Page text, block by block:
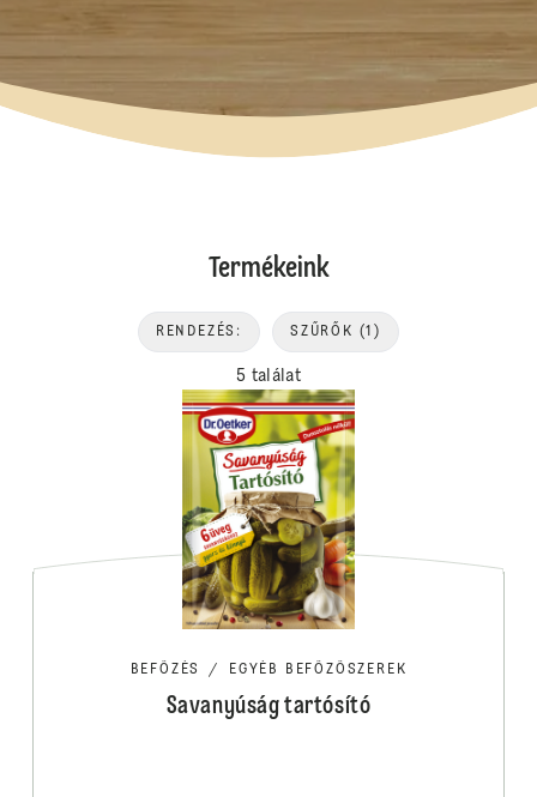
Termékeink
5 találat
RENDEZÉS: SZŰRŐK (1)
BEFŐZÉS / EGYÉB BEFŐZŐSZEREK
Savanyúság tartósító